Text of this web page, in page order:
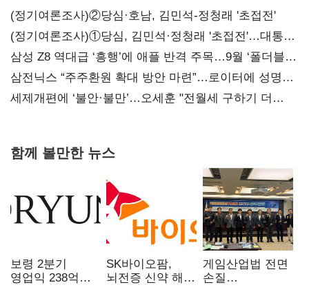
(정기여론조사)②당심·호남, 김민석-정청래 '초접전'
(정기여론조사)①당심, 김민석·정청래 '초접전'…대통령
지지도 '50% 아래로'(종합)
삼성 Z8 역대급 ‘흥행’에 애플 반격 주목…9월 ‘폴더블
대전’
삼전닉스 “주주환원 확대 방안 마련”…로이터에 성명
보내
세제개편에 ‘불안·불만’…오세훈 "전월세 구하기 더
함께 볼만한 뉴스
보령 2분기
영업익 238억…
SK바이오팜,
뇌전증 신약 해외
게임산업법 전면
손질